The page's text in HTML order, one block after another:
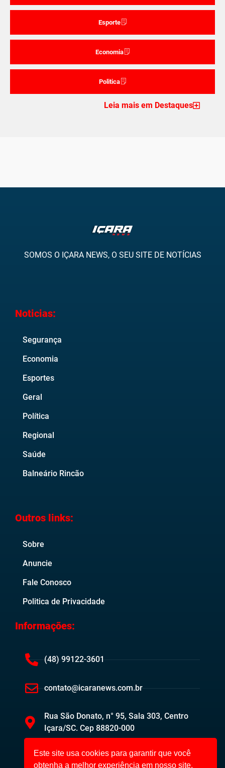
Esporte
Economia
Politica
Leia mais em Destaques
SOMOS O IÇARA NEWS, O SEU SITE DE NOTÍCIAS
Noticias:
Segurança
Economia
Esportes
Geral
Política
Regional
Saúde
Balneário Rincão
Outros links:
Sobre
Anuncie
Fale Conosco
Politica de Privacidade
Informações:
(48) 99122-3601
contato@icaranews.com.br
Rua São Donato, n° 95, Sala 303, Centro
Içara/SC. Cep 88820-000
Este site usa cookies para garantir que você
obtenha a melhor experiência em nosso site.